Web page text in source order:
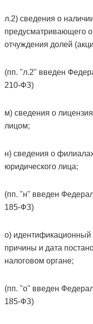
л.2) сведения о
предусматривающего
отчуждения долей
(пп. "л.2" введен
210-ФЗ)
м) сведения о
лицом;
н) сведения о
юридического лица;
(пп. "н" введен
185-ФЗ)
о) идентификационный
причины и дата
налоговом органе;
(пп. "о" введен
185-ФЗ)